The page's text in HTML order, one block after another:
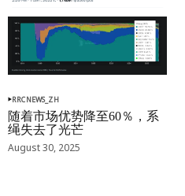
RRCNEWS_ZH
随着市场优势降至60％，系
绳失去了光芒
August 30, 2025